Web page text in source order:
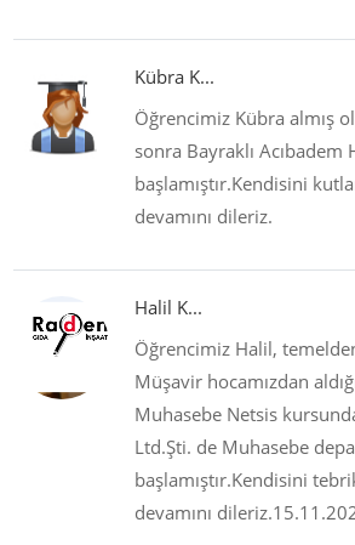
Kübra K...
Öğrencimiz Kübra almış
sonra Bayraklı Acıbadem
başlamıştır.Kendisini
devamını dileriz.
Halil K...
Öğrencimiz Halil,
Müşavir hocamızdan
Muhasebe Netsis
Ltd.Şti. de Muhasebe
başlamıştır.Kendisini
devamını